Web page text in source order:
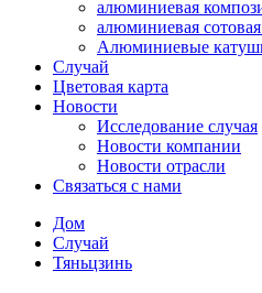
алюминиевая
алюминиевая
Алюминиевые
Случай
Цветовая карта
Новости
Исследование случая
Новости компании
Новости отрасли
Связаться с нами
Дом
Случай
Тяньцзинь